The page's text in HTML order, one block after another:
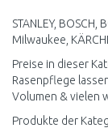
STANLEY, BOSCH,
Milwaukee,
Preise in dieser
Rasenpflege
Volumen & vielen
Produkte der